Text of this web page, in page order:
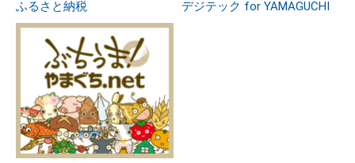
ふるさと納税 デジテック for YAMAGUCHI